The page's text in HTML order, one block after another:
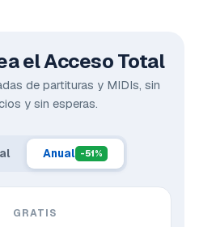
el Acceso Total
de partituras y MIDIs, sin
y sin esperas.
Anual -51%
GRATIS